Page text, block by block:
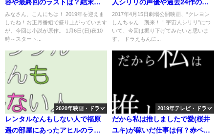
容や最終回のラストは？結末ネ
タバレも
みなさん、こんにちは！ 2019年を迎えま
したね！お正月番組で盛り上がっています
が、今回は小説が原作。 1月6日(日)夜10
時～スタート...
人シリリの声優や過去24作の隠
れキャラは？
2017年4月15日劇場公開映画、“クレヨン
しんちゃん 襲来！！宇宙人シリリ”につ
いて、今回は掘り下げてみたいと思いま
す。 ドラえもんに...
2020年映画・ドラマ
レンタルなんもしない人で福原
遥の部屋にあったアヒルのラン
2019年テレビ・ドラマ
だから私は推しましたで愛(桜井
ユキ)が稼いだ仕事は何？赤ペン